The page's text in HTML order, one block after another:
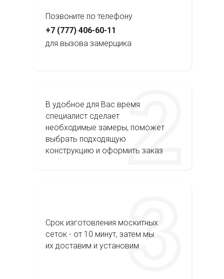
Позвоните по телефону
В удобное для Вас время
специалист сделает
необходимые замеры, поможет
выбрать подходящую
конструкцию и оформить заказ
Срок изготовления москитных
сеток - от 10 минут, затем мы
их доставим и установим
+7 (777) 406-60-11
для вызова замерщика